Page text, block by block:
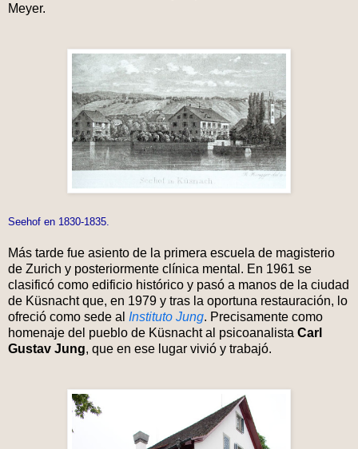
Meyer.
Seehof en 1830-1835.
Más tarde fue asiento de la primera escuela de magisterio
de Zurich y posteriormente clínica mental. En 1961 se
clasificó como edificio histórico y pasó a manos de la ciudad
de Küsnacht que, en 1979 y tras la oportuna restauración, lo
ofreció como sede al Instituto Jung. Precisamente como
homenaje del pueblo de Küsnacht al psicoanalista Carl
Gustav Jung, que en ese lugar vivió y trabajó.